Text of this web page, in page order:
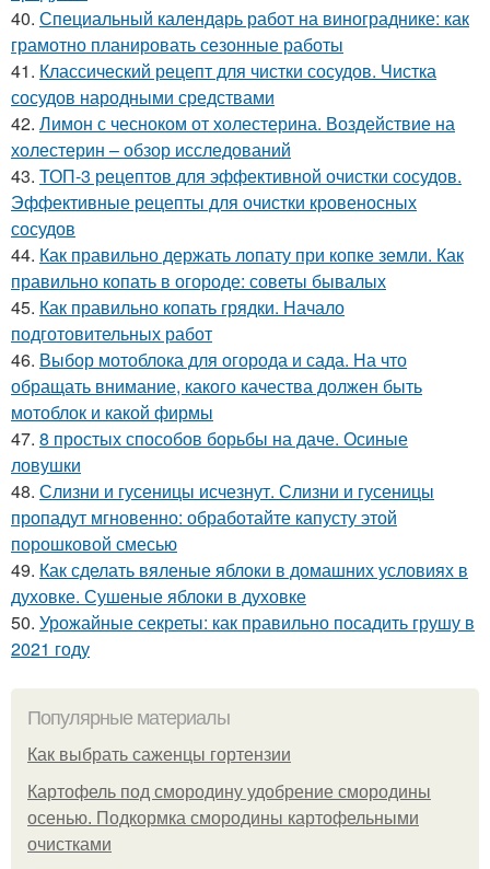
40. Специальный календарь работ на винограднике: как
грамотно планировать сезонные работы
41. Классический рецепт для чистки сосудов. Чистка
сосудов народными средствами
42. Лимон с чесноком от холестерина. Воздействие на
холестерин – обзор исследований
43. ТОП-3 рецептов для эффективной очистки сосудов.
Эффективные рецепты для очистки кровеносных
сосудов
44. Как правильно держать лопату при копке земли. Как
правильно копать в огороде: советы бывалых
45. Как правильно копать грядки. Начало
подготовительных работ
46. Выбор мотоблока для огорода и сада. На что
обращать внимание, какого качества должен быть
мотоблок и какой фирмы
47. 8 простых способов борьбы на даче. Осиные
ловушки
48. Слизни и гусеницы исчезнут. Слизни и гусеницы
пропадут мгновенно: обработайте капусту этой
порошковой смесью
49. Как сделать вяленые яблоки в домашних условиях в
духовке. Сушеные яблоки в духовке
50. Урожайные секреты: как правильно посадить грушу в
2021 году
Популярные материалы
Как выбрать саженцы гортензии
Картофель под смородину удобрение смородины
осенью. Подкормка смородины картофельными
очистками